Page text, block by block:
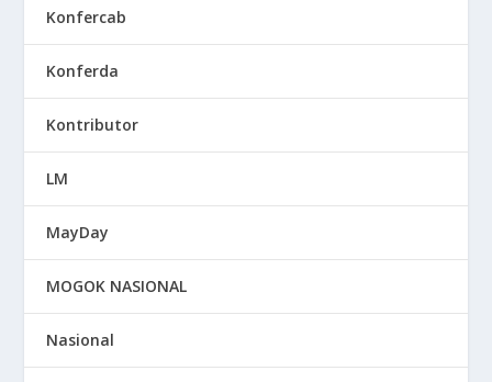
Konfercab
Konferda
Kontributor
LM
MayDay
MOGOK NASIONAL
Nasional